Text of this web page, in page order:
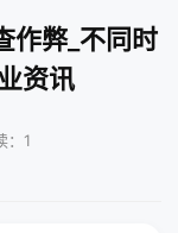
作弊_不同时
资讯
：1